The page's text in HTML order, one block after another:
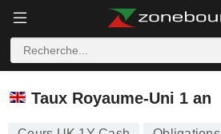
UK 1Y CASH
Taux Royaume-Uni 1 an